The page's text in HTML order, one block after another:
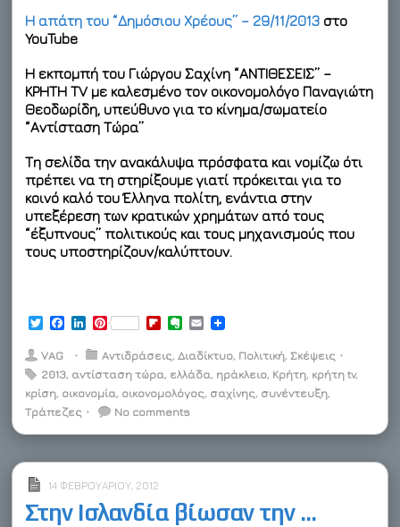
Η απάτη του “Δημόσιου Χρέους” – 29/11/2013 στο
YouTube
Η εκπομπή του Γιώργου Σαχίνη “ΑΝΤΙΘΕΣΕΙΣ” –
ΚΡΗΤΗ TV με καλεσμένο τον οικονομολόγο Παναγιώτη
Θεοδωρίδη, υπεύθυνο για το κίνημα/σωματείο
“Αντίσταση Τώρα”
Tη σελίδα την ανακάλυψα πρόσφατα και νομίζω ότι
πρέπει να τη στηρίξουμε γιατί πρόκειται για το
κοινό καλό του Έλληνα πολίτη, ενάντια στην
υπεξέρεση των κρατικών χρημάτων από τους
“έξυπνους” πολιτικούς και τους μηχανισμούς που
τους υποστηρίζουν/καλύπτουν.
T
i
t
e
r
F
b
o
o
k
L
n
e
d
I
P
n
e
r
e
t
F
i
b
o
a
d
e
n
o
t
E
a
l
VAG ⋅ Αντιδράσεις,Διαδίκτυο, Πολιτική,Σκέψεις ⋅
2013, αντίσταση τώρα, ελλάδα, ηράκλειο, Κρήτη, κρήτη tv,
κρίση, οικονομία, οικονομολόγος, σαχίνης, συνέντευξη,
Τράπεζες ⋅ No comments
14 ΦΕΒΡΟΥΑΡΊΟΥ, 2012
Στην Ισλανδία βίωσαν την …